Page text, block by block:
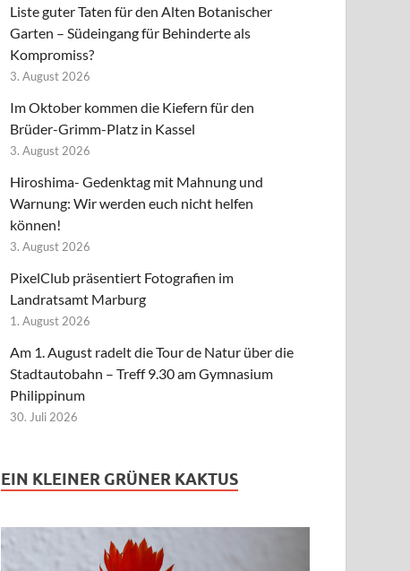
Liste guter Taten für den Alten Botanischer
Garten – Südeingang für Behinderte als
Kompromiss?
3. August 2026
Im Oktober kommen die Kiefern für den
Brüder-Grimm-Platz in Kassel
3. August 2026
Hiroshima- Gedenktag mit Mahnung und
Warnung: Wir werden euch nicht helfen
können!
3. August 2026
PixelClub präsentiert Fotografien im
Landratsamt Marburg
1. August 2026
Am 1. August radelt die Tour de Natur über die
Stadtautobahn – Treff 9.30 am Gymnasium
Philippinum
30. Juli 2026
EIN KLEINER GRÜNER KAKTUS